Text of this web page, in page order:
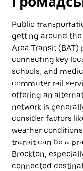
Public
getting around the
Area Transit (BAT)
connecting key
schools, and
commuter rail
offering an
network is
consider factors
weather
transit can be a
Brockton,
connected